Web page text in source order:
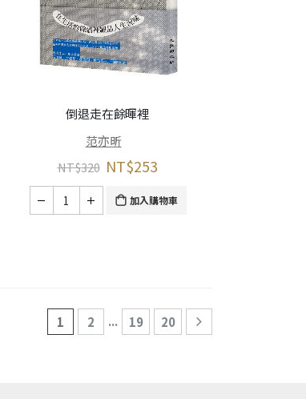
倒退走在餘暉裡
范亦昕
NT$320 NT$253
加入購物車
1 2 ... 19 20